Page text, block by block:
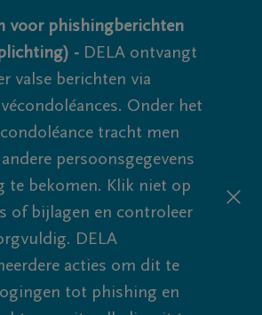
voor phishingberichten
- DELA ontvangt
valse berichten via
Onder het
tracht men
persoonsgegevens
te bekomen. Klik niet op
of bijlagen en controleer
DELA
acties om dit te
tot phishing en